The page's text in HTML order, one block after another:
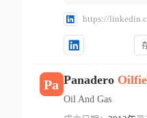
https://
Pa Panadero
Oil And Gas